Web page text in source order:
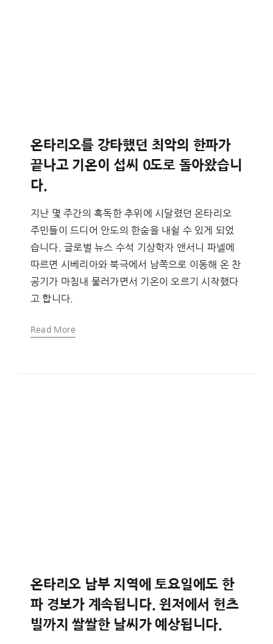
온타리오를 강타했던 최악의 한파가
끝나고 기온이 섭씨 0도로 돌아왔습니
다.
지난 몇 주간의 혹독한 추위에 시달렸던 온타리오
주민들이 드디어 안도의 한숨을 내쉴 수 ​​있게 되었
습니다. 글로벌 뉴스 수석 기상학자 앤서니 파넬에
따르면 시베리아와 북극에서 남쪽으로 이동해 온 찬
공기가 마침내 물러가면서 기온이 오르기 시작했다
고 합니다.
Read More
온타리오 남부 지역에 토요일에도 한
파 경보가 계속됩니다. 윈저에서 헌츠
빌까지 쌀쌀한 날씨가 예상됩니다.